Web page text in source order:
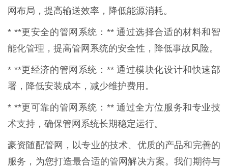
网布局，提高输送效率，降低能源消耗。
* **更安全的管网系统：** 通过选择合适的材料和智
能化管理，提高管网系统的安全性，降低事故风险。
* **更经济的管网系统：** 通过模块化设计和快速部
署，降低安装成本，减少维护费用。
* **更可靠的管网系统：** 通过全方位服务和专业技
术支持，确保管网系统长期稳定运行。
豪资随配管网，以专业的技术、优质的产品和完善的
服务，为您打造最合适的管网解决方案。我们期待与